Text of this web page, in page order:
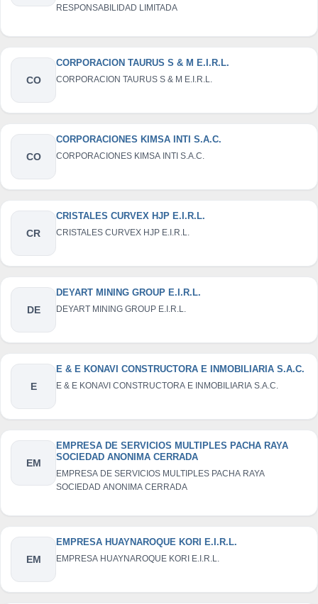
RESPONSABILIDAD LIMITADA
CO
CORPORACION TAURUS S & M E.I.R.L.
CORPORACION TAURUS S & M E.I.R.L.
CO
CORPORACIONES KIMSA INTI S.A.C.
CORPORACIONES KIMSA INTI S.A.C.
CR
CRISTALES CURVEX HJP E.I.R.L.
CRISTALES CURVEX HJP E.I.R.L.
DE
DEYART MINING GROUP E.I.R.L.
DEYART MINING GROUP E.I.R.L.
E
E & E KONAVI CONSTRUCTORA E INMOBILIARIA S.A.C.
E & E KONAVI CONSTRUCTORA E INMOBILIARIA S.A.C.
EM
EMPRESA DE SERVICIOS MULTIPLES PACHA RAYA
SOCIEDAD ANONIMA CERRADA
EMPRESA DE SERVICIOS MULTIPLES PACHA RAYA
SOCIEDAD ANONIMA CERRADA
EM
EMPRESA HUAYNAROQUE KORI E.I.R.L.
EMPRESA HUAYNAROQUE KORI E.I.R.L.